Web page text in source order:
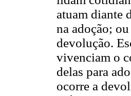
atuam diante
na adoção;
devolução.
vivenciam o
delas para
ocorre a